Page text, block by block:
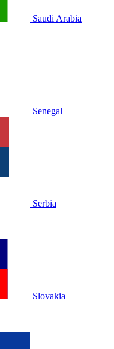
Saudi Arabia
Senegal
Serbia
Slovakia